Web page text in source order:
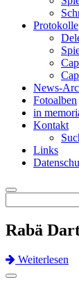
Protokolle
News-
Fotoalben
in
Kontakt
Links
Toggle
navigation
Rabä
Weiterlesen
Previous
Next
Toggle